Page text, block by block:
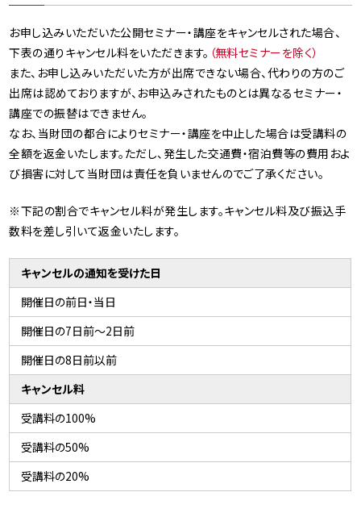
お申し込みいただいた公開セミナー・講座をキャンセルされた場合、
下表の通りキャンセル料をいただきます。 （無料セミナーを除く）
また、お申し込みいただいた方が出席できない場合、代わりの方のご
出席は認めておりますが、お申込みされたものとは異なるセミナー・
講座での振替はできません。
なお、当財団の都合によりセミナー・講座を中止した場合は受講料の
全額を返金いたします。ただし、発生した交通費・宿泊費等の費用およ
び損害に対して当財団は責任を負いませんのでご了承ください。
※下記の割合でキャンセル料が発生します。キャンセル料及び振込手
数料を差し引いて返金いたします。
キャンセルの通知を受けた日
開催日の前日・当日
開催日の7日前〜2日前
開催日の8日前以前
キャンセル料
受講料の100%
受講料の50%
受講料の20%